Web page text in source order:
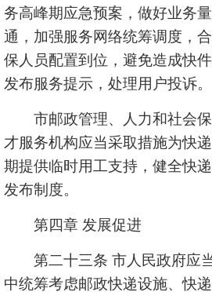
务高峰期应急预案，做好业务
通，加强服务网络统筹调度，
保人员配置到位，避免造成快
发布服务提示，处理用户投诉。
市邮政管理、人力和社会保
才服务机构应当采取措施为快
期提供临时用工支持，健全快
发布制度。
第四章 发展促进
第二十三条 市人民政府应当
中统筹考虑邮政快递设施、快